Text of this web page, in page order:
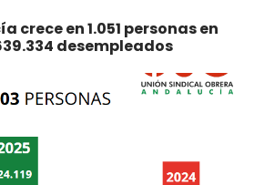
crece en 1.051 personas en
desempleados